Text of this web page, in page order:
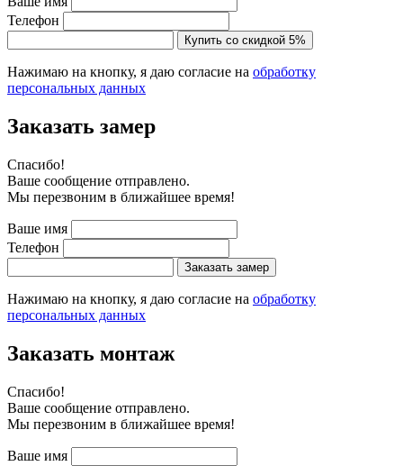
Телефон
Купить со скидкой 5%
Нажимаю на кнопку, я даю согласие на обработку
персональных данных
Заказать замер
Cпасибо!
Ваше сообщение отправлено.
Мы перезвоним в ближайшее время!
Ваше имя
Телефон
Заказать замер
Нажимаю на кнопку, я даю согласие на обработку
персональных данных
Заказать монтаж
Cпасибо!
Ваше сообщение отправлено.
Мы перезвоним в ближайшее время!
Ваше имя